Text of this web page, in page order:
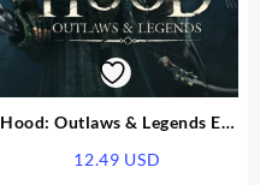
Hood: Outlaws & Legends EU
CD Key
12.49 USD